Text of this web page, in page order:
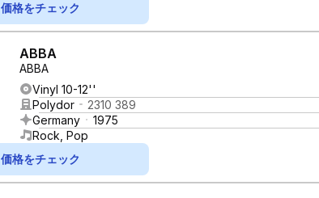
価格をチェック
ABBA
ABBA
Vinyl 10-12''
Polydor
2310 389
Germany
1975
Rock, Pop
価格をチェック